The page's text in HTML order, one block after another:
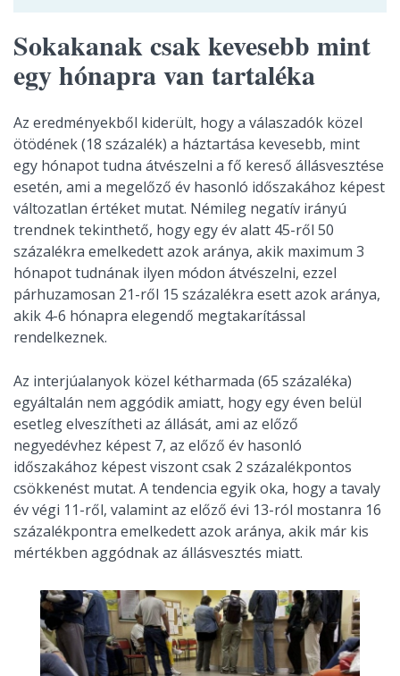
Sokakanak csak kevesebb mint
egy hónapra van tartaléka
Az eredményekből kiderült, hogy a válaszadók közel
ötödének (18 százalék) a háztartása kevesebb, mint
egy hónapot tudna átvészelni a fő kereső állásvesztése
esetén, ami a megelőző év hasonló időszakához képest
változatlan értéket mutat. Némileg negatív irányú
trendnek tekinthető, hogy egy év alatt 45-ről 50
százalékra emelkedett azok aránya, akik maximum 3
hónapot tudnának ilyen módon átvészelni, ezzel
párhuzamosan 21-ről 15 százalékra esett azok aránya,
akik 4-6 hónapra elegendő megtakarítással
rendelkeznek.
Az interjúalanyok közel kétharmada (65 százaléka)
egyáltalán nem aggódik amiatt, hogy egy éven belül
esetleg elveszítheti az állását, ami az előző
negyedévhez képest 7, az előző év hasonló
időszakához képest viszont csak 2 százalékpontos
csökkenést mutat. A tendencia egyik oka, hogy a tavaly
év végi 11-ről, valamint az előző évi 13-ról mostanra 16
százalékpontra emelkedett azok aránya, akik már kis
mértékben aggódnak az állásvesztés miatt.